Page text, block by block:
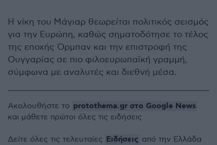
Η νίκη του Μάγιαρ θεωρείται πολιτικός σεισμός
για την Ευρώπη, καθώς σηματοδότησε το τέλος
της εποχής Όρμπαν και την επιστροφή της
Ουγγαρίας σε πιο φιλοευρωπαϊκή γραμμή,
σύμφωνα με αναλυτές και διεθνή μέσα.
Ακολουθήστε το protothema.gr στο Google News
και μάθετε πρώτοι όλες τις ειδήσεις
Δείτε όλες τις τελευταίες Ειδήσεις από την Ελλάδα